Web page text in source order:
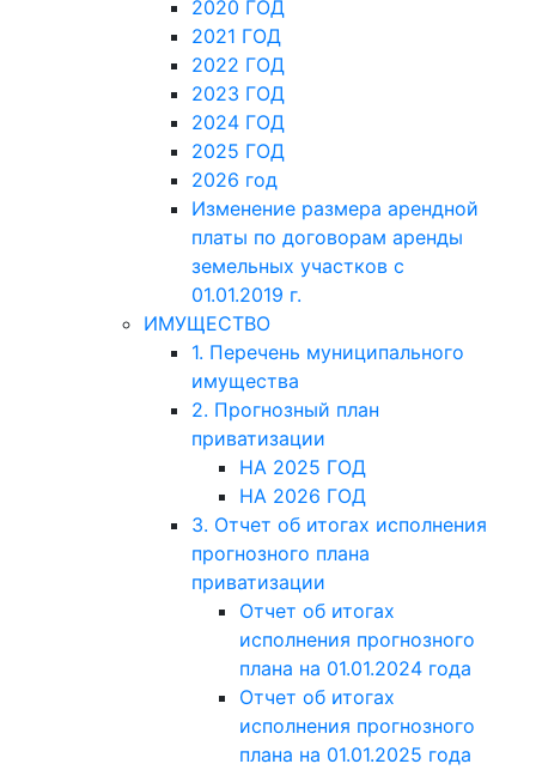
2020 ГОД
2021 ГОД
2022 ГОД
2023 ГОД
2024 ГОД
2025 ГОД
2026 год
Изменение размера арендной
платы по договорам аренды
земельных участков с
01.01.2019 г.
ИМУЩЕСТВО
1. Перечень муниципального
имущества
2. Прогнозный план
приватизации
НА 2025 ГОД
НА 2026 ГОД
3. Отчет об итогах исполнения
прогнозного плана
приватизации
Отчет об итогах
исполнения прогнозного
плана на 01.01.2024 года
Отчет об итогах
исполнения прогнозного
плана на 01.01.2025 года